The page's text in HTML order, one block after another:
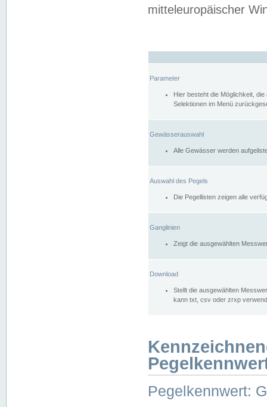
mitteleuropäischer
Parameter
Hier besteht die Möglichkeit,
Selektionen im Menü
Gewässerauswahl
Alle Gewässer werden
Auswahl des Pegels
Die Pegellisten zeigen alle
Ganglinien
Zeigt die ausgewählten
Download
Stellt die ausgewählten
kann txt, csv oder zrxp
Pegelkennwert: